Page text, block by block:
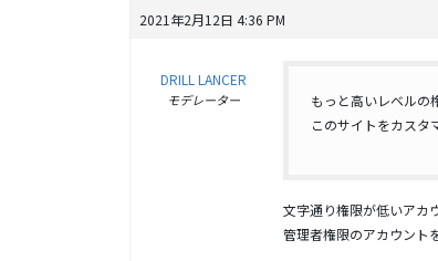
2021年2月12日 4:36 PM
DRILL LANCER
モデレーター
もっと高いレベルの
このサイトをカスタ
文字通り権限が低いアカ
管理者権限のアカウント